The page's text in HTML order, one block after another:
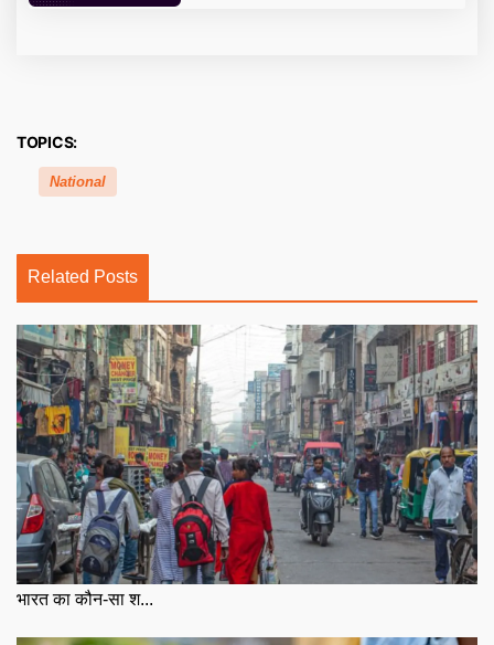
TOPICS:
National
Related Posts
भारत का कौन-सा श...